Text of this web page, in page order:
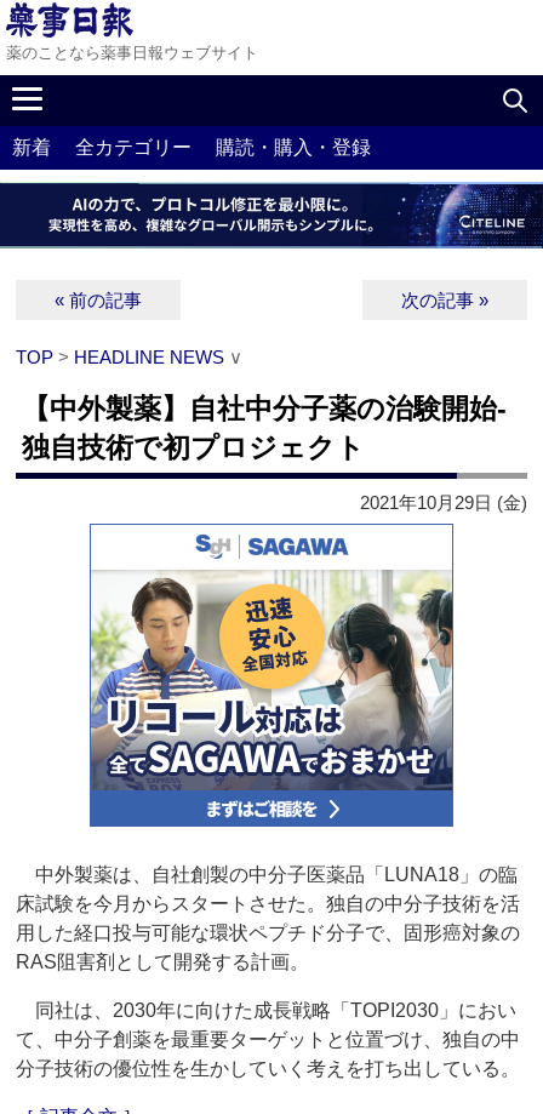
薬のことなら薬事日報ウェブサイト
新着 全カテゴリー 購読・購入・登録
« 前の記事 次の記事 »
TOP > HEADLINE NEWS ∨
【中外製薬】自社中分子薬の治験開始‐
独自技術で初プロジェクト
2021年10月29日 (金)
中外製薬は、自社創製の中分子医薬品「LUNA18」の臨
床試験を今月からスタートさせた。独自の中分子技術を活
用した経口投与可能な環状ペプチド分子で、固形癌対象の
RAS阻害剤として開発する計画。
同社は、2030年に向けた成長戦略「TOPI2030」におい
て、中分子創薬を最重要ターゲットと位置づけ、独自の中
分子技術の優位性を生かしていく考えを打ち出している。